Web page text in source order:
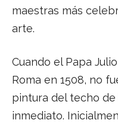
maestras más
arte.
Cuando el Papa
Roma en 1508, no
pintura del techo de
inmediato.